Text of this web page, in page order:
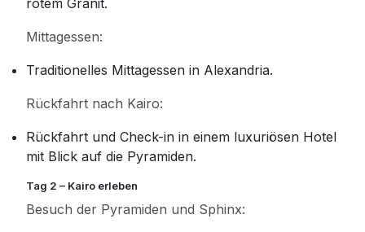
rotem Granit.
Mittagessen:
Traditionelles Mittagessen in Alexandria.
Rückfahrt nach Kairo:
Rückfahrt und Check-in in einem luxuriösen Hotel
mit Blick auf die Pyramiden.
Tag 2 – Kairo erleben
Besuch der Pyramiden und Sphinx: